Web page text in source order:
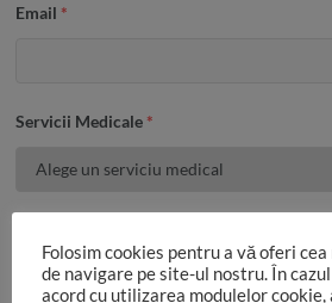
Email *
Servicii Medicale *
Folosim cookies pentru a vă oferi
de navigare pe site-ul nostru. În
acord cu utilizarea modulelor cookie,